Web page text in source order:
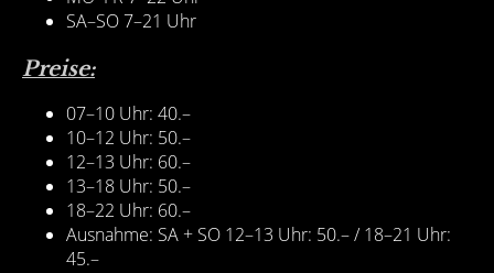
SA–SO 7–21 Uhr
Preise:
07–10 Uhr: 40.–
10–12 Uhr: 50.–
12–13 Uhr: 60.–
13–18 Uhr: 50.–
18–22 Uhr: 60.–
Ausnahme: SA + SO 12–13 Uhr: 50.– / 18–21 Uhr:
45.–